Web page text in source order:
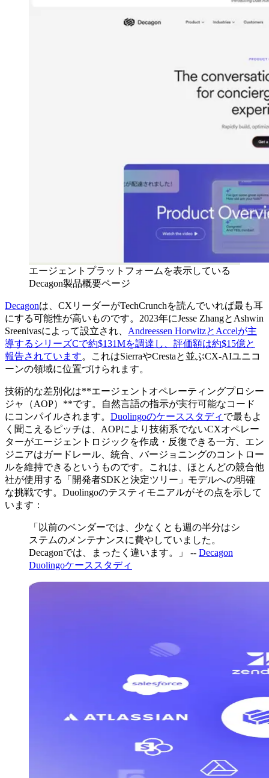
エージェントプラットフォームを表示している
Decagon製品概要ページ
Decagonは、CXリーダーがTechCrunchを読んでいれば最も耳
にする可能性が高いものです。2023年にJesse ZhangとAshwin
Sreenivasによって設立され、 Andreessen HorwitzとAccelが主
導するシリーズCで約$131Mを調達し、評価額は約$15億と
報告されています。これはSierraやCrestaと並ぶCX-AIユニコ
ーンの領域に位置づけられます。
技術的な差別化は**エージェントオペレーティングプロシー
ジャ（AOP）**です。自然言語の指示が実行可能なコード
にコンパイルされます。 Duolingoのケーススタディ で最もよ
く聞こえるピッチは、AOPにより技術系でないCXオペレー
ターがエージェントロジックを作成・反復できる一方、エン
ジニアはガードレール、統合、バージョニングのコントロー
ルを維持できるというものです。これは、ほとんどの競合他
社が使用する「開発者SDKと決定ツリー」モデルへの明確
な挑戦です。Duolingoのテスティモニアルがその点を示して
います：
「以前のベンダーでは、少なくとも週の半分はシ
ステムのメンテナンスに費やしていました。
Decagonでは、まったく違います。」 -- Decagon
Duolingoケーススタディ